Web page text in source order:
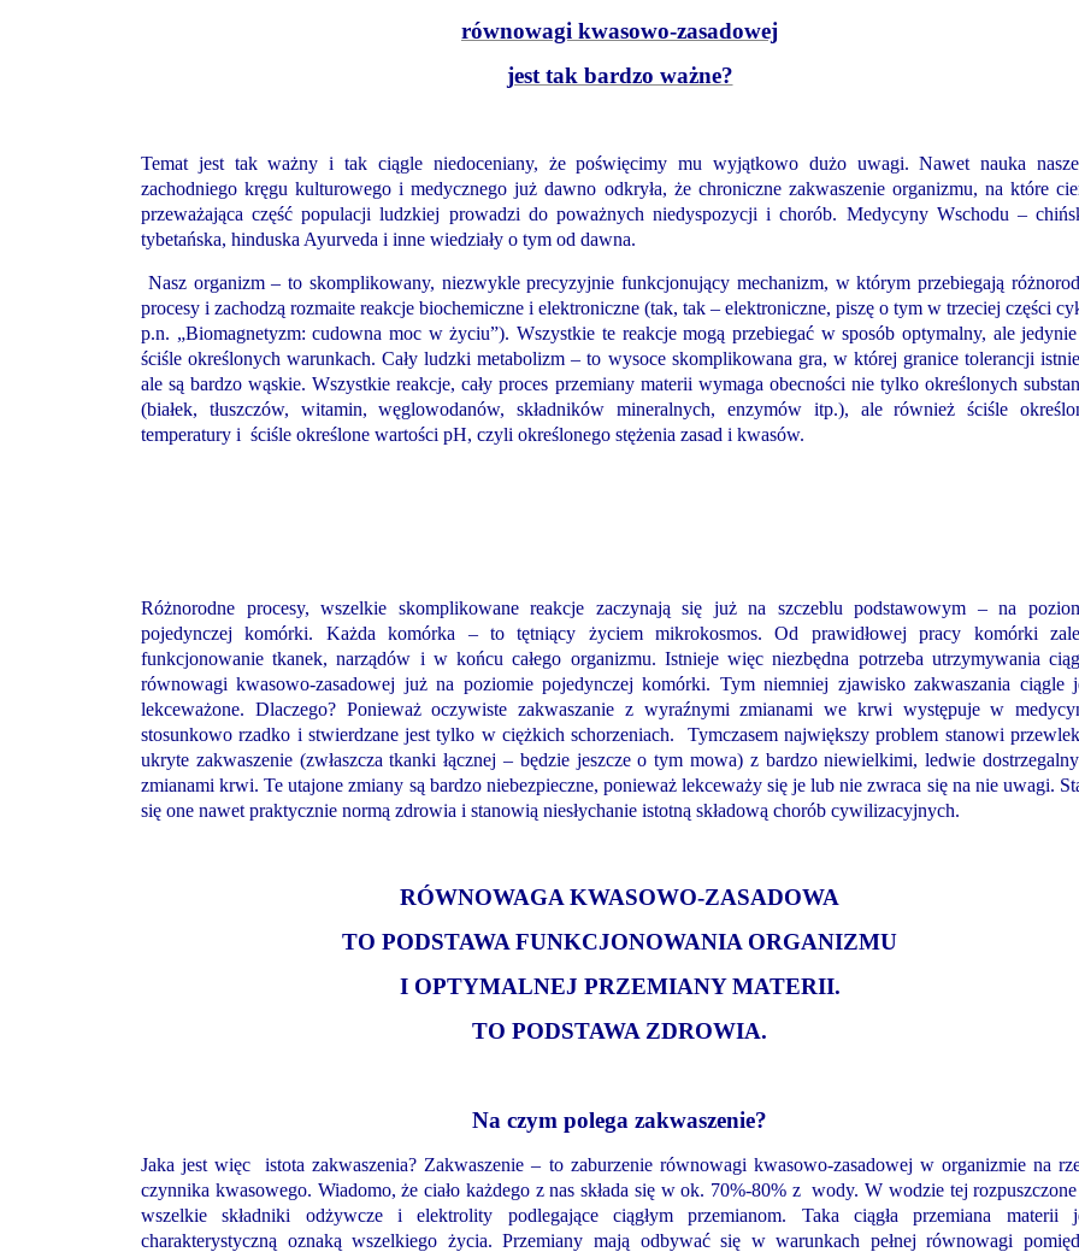
równowagi kwasowo-zasadowej
jest tak bardzo ważne?
Temat jest tak ważny i tak ciągle niedoceniany, że poświęcimy mu wyjątkowo dużo uwagi. Nawet nauka
zachodniego kręgu kulturowego i medycznego już dawno odkryła, że chroniczne zakwaszenie organizmu, na które
przeważająca część populacji ludzkiej prowadzi do poważnych niedyspozycji i chorób. Medycyny Wschodu –
tybetańska, hinduska Ayurveda i inne wiedziały o tym od dawna.
Nasz organizm – to skomplikowany, niezwykle precyzyjnie funkcjonujący mechanizm, w którym przebiegają
procesy i zachodzą rozmaite reakcje biochemiczne i elektroniczne (tak, tak – elektroniczne, piszę o tym w trzeciej części
p.n. „Biomagnetyzm: cudowna moc w życiu”). Wszystkie te reakcje mogą przebiegać w sposób optymalny, ale
ściśle określonych warunkach. Cały ludzki metabolizm – to wysoce skomplikowana gra, w której granice tolerancji
ale są bardzo wąskie. Wszystkie reakcje, cały proces przemiany materii wymaga obecności nie tylko określonych
(białek, tłuszczów, witamin, węglowodanów, składników mineralnych, enzymów itp.), ale również ściśle
temperatury i ściśle określone wartości pH, czyli określonego stężenia zasad i kwasów.
Różnorodne procesy, wszelkie skomplikowane reakcje zaczynają się już na szczeblu podstawowym – na
pojedynczej komórki. Każda komórka – to tętniący życiem mikrokosmos. Od prawidłowej pracy komórki
funkcjonowanie tkanek, narządów i w końcu całego organizmu. Istnieje więc niezbędna potrzeba utrzymywania
równowagi kwasowo-zasadowej już na poziomie pojedynczej komórki. Tym niemniej zjawisko zakwaszania ciągle
lekceważone. Dlaczego? Ponieważ oczywiste zakwaszanie z wyraźnymi zmianami we krwi występuje w
stosunkowo rzadko i stwierdzane jest tylko w ciężkich schorzeniach. Tymczasem największy problem stanowi
ukryte zakwaszenie (zwłaszcza tkanki łącznej – będzie jeszcze o tym mowa) z bardzo niewielkimi, ledwie
zmianami krwi. Te utajone zmiany są bardzo niebezpieczne, ponieważ lekceważy się je lub nie zwraca się na nie uwagi.
się one nawet praktycznie normą zdrowia i stanowią niesłychanie istotną składową chorób cywilizacyjnych.
RÓWNOWAGA KWASOWO-ZASADOWA
TO PODSTAWA FUNKCJONOWANIA ORGANIZMU
I OPTYMALNEJ PRZEMIANY MATERII.
TO PODSTAWA ZDROWIA.
Na czym polega zakwaszenie?
Jaka jest więc istota zakwaszenia? Zakwaszenie – to zaburzenie równowagi kwasowo-zasadowej w organizmie na
czynnika kwasowego. Wiadomo, że ciało każdego z nas składa się w ok. 70%-80% z wody. W wodzie tej rozpuszczone
wszelkie składniki odżywcze i elektrolity podlegające ciągłym przemianom. Taka ciągła przemiana materii
charakterystyczną oznaką wszelkiego życia. Przemiany mają odbywać się w warunkach pełnej równowagi